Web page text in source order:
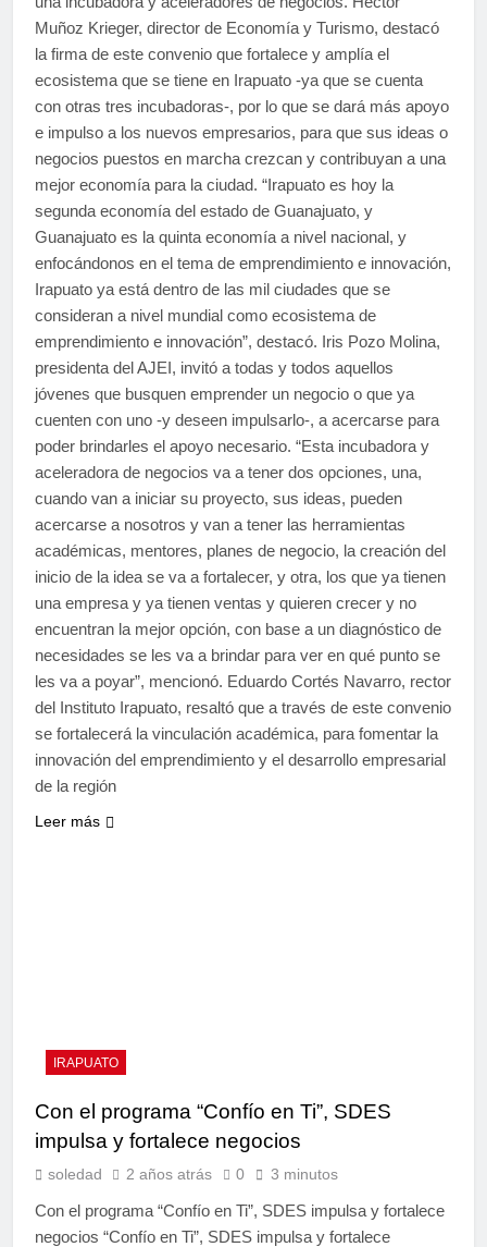
Muñoz Krieger, director de Economía y Turismo, destacó
la firma de este convenio que fortalece y amplía el
ecosistema que se tiene en Irapuato -ya que se cuenta
con otras tres incubadoras-, por lo que se dará más apoyo
e impulso a los nuevos empresarios, para que sus ideas o
negocios puestos en marcha crezcan y contribuyan a una
mejor economía para la ciudad. “Irapuato es hoy la
segunda economía del estado de Guanajuato, y
Guanajuato es la quinta economía a nivel nacional, y
enfocándonos en el tema de emprendimiento e innovación,
Irapuato ya está dentro de las mil ciudades que se
consideran a nivel mundial como ecosistema de
emprendimiento e innovación”, destacó. Iris Pozo Molina,
presidenta del AJEI, invitó a todas y todos aquellos
jóvenes que busquen emprender un negocio o que ya
cuenten con uno -y deseen impulsarlo-, a acercarse para
poder brindarles el apoyo necesario. “Esta incubadora y
aceleradora de negocios va a tener dos opciones, una,
cuando van a iniciar su proyecto, sus ideas, pueden
acercarse a nosotros y van a tener las herramientas
académicas, mentores, planes de negocio, la creación del
inicio de la idea se va a fortalecer, y otra, los que ya tienen
una empresa y ya tienen ventas y quieren crecer y no
encuentran la mejor opción, con base a un diagnóstico de
necesidades se les va a brindar para ver en qué punto se
les va a poyar”, mencionó. Eduardo Cortés Navarro, rector
del Instituto Irapuato, resaltó que a través de este convenio
se fortalecerá la vinculación académica, para fomentar la
innovación del emprendimiento y el desarrollo empresarial
de la región
Leer más
IRAPUATO
Con el programa “Confío en Ti”, SDES
impulsa y fortalece negocios
soledad 2 años atrás 0 3 minutos
Con el programa “Confío en Ti”, SDES impulsa y fortalece
negocios “Confío en Ti”, SDES impulsa y fortalece